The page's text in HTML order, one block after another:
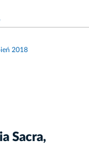
2018
Sacra,